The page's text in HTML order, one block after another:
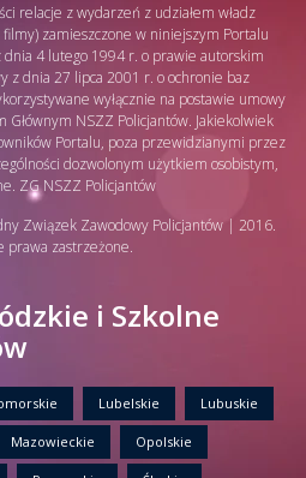
relacje z wydarzeń z udziałem władz
zamieszczone w niniejszym Portalu
4 lutego 1994 r. o prawie autorskim
z dnia 27 lipca 2001 r. o ochronie baz
wyłącznie na postawie umowy
NSZZ Policjantów. Jakiekolwiek
Portalu, poza przewidzianymi przez
dozwolonym użytkiem osobistym,
ZG NSZZ Policjantów
Związek Zawodowy Policjantów | 2016.
prawa zastrzeżone.
i Szkolne
Lubelskie Lubuskie
Mazowieckie Opolskie